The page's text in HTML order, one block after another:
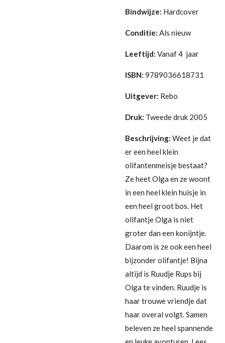
Bindwijze: Hardcover
Conditie: Als nieuw
Leeftijd: Vanaf 4 jaar
ISBN: 9789036618731
Uitgever: Rebo
Druk: Tweede druk 2005
Beschrijving: Weet je dat
er een heel klein
olifantenmeisje bestaat?
Ze heet Olga en ze woont
in een heel klein huisje in
een heel groot bos. Het
olifantje Olga is niet
groter dan een konijntje.
Daarom is ze ook een heel
bijzonder olifantje! Bijna
altijd is Ruudje Rups bij
Olga te vinden. Ruudje is
haar trouwe vriendje dat
haar overal volgt. Samen
beleven ze heel spannende